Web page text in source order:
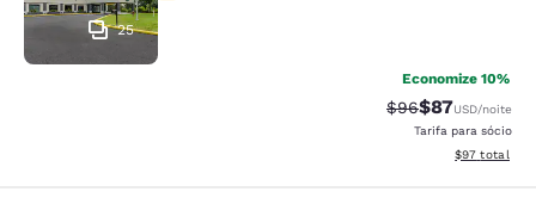
25
Economize 10%
Tarifa anterior
$96Tarifa com
$87USD/noite
Tarifa para sócio
Exibir
$97 total